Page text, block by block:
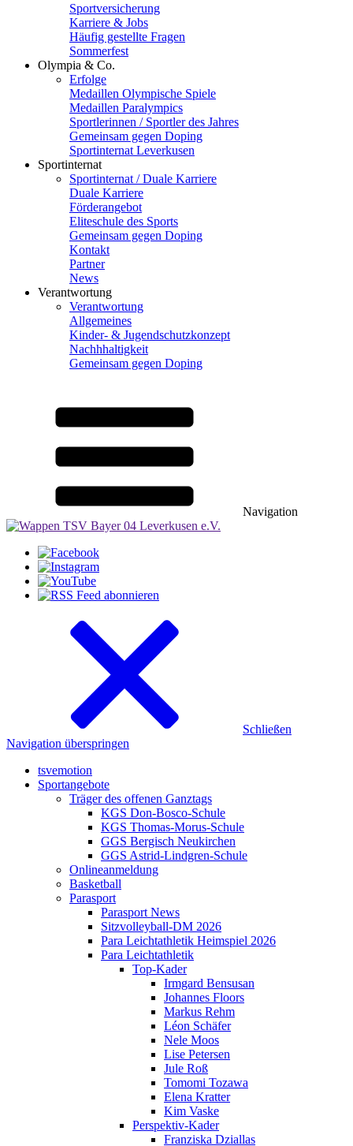
Sportversicherung
Karriere & Jobs
Häufig gestellte Fragen
Sommerfest
Olympia & Co.
Erfolge
Medaillen Olympische Spiele
Medaillen Paralympics
Sportlerinnen / Sportler des Jahres
Gemeinsam gegen Doping
Sportinternat Leverkusen
Sportinternat
Sportinternat / Duale Karriere
Duale Karriere
Förderangebot
Eliteschule des Sports
Gemeinsam gegen Doping
Kontakt
Partner
News
Verantwortung
Verantwortung
Allgemeines
Kinder- & Jugendschutzkonzept
Nachhhaltigkeit
Gemeinsam gegen Doping
Navigation
Schließen
Navigation überspringen
tsvemotion
Sportangebote
Träger des offenen Ganztags
KGS Don-Bosco-Schule
KGS Thomas-Morus-Schule
GGS Bergisch Neukirchen
GGS Astrid-Lindgren-Schule
Onlineanmeldung
Basketball
Parasport
Parasport News
Sitzvolleyball-DM 2026
Para Leichtathletik Heimspiel 2026
Para Leichtathletik
Top-Kader
Irmgard Bensusan
Johannes Floors
Markus Rehm
Léon Schäfer
Nele Moos
Lise Petersen
Jule Roß
Tomomi Tozawa
Elena Kratter
Kim Vaske
Perspektiv-Kader
Franziska Dziallas